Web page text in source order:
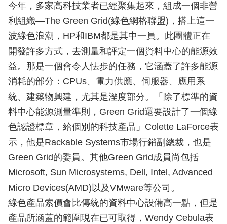
今年，多家高科技業者已經聚集起來，組成一個非營
利組織—The Green Grid(綠色網格聯盟)，搭上這一
波綠色浪潮，HP和IBM都是其中一員。此團體正在
開發許多方式，去測量和評定一個資料中心的能源效
益。那是一個會令人怯歩的任務，它涵蓋了許多能源
消耗的部分：CPUs、電力供應、伺服器、應用系
統、建築物興建，尤其是溼度部分。「除了標準的資
料中心能源測量準則，Green Grid還要設計了一個綠
色認證標章，給個別的科技產品」Colette LaForce表
示，他是Rackable Systems市場行銷副總裁，也是
Green Grid的委員。其他Green Grid成員尚包括
Microsoft, Sun Microsystems, Dell, Intel, Advanced
Micro Devices(AMD)以及VMware等公司。
綠色產品索價會比傳統的資料中心設備高一點，但是
產品所涵蓋的範圍現在已可取得，Wendy Cebula表